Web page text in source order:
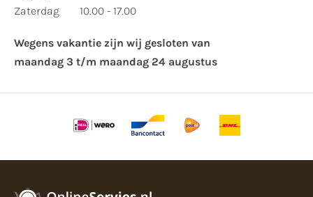
Zaterdag
10.00 - 17.00
Wegens vakantie zijn wij gesloten van ​
maandag 3 t/m maandag 24 augustus